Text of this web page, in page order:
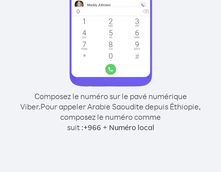
Composez le numéro sur le pavé numérique
Viber.Pour appeler Arabie Saoudite depuis Éthiopie,
composez le numéro comme
suit :+966 + Numéro local